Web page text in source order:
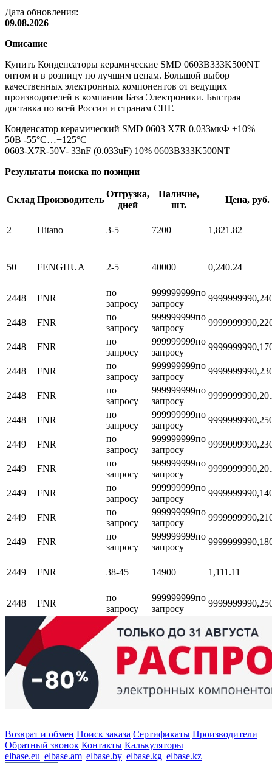
Дата обновления:
09.08.2026
Описание
Купить Конденсаторы керамические SMD 0603B333K500NT
оптом и в розницу по лучшим ценам. Большой выбор
качественных электронных компонентов от ведущих
производителей в компании База Электроники. Быстрая
доставка по всей России и странам СНГ.
Конденсатор керамический SMD 0603 X7R 0.033мкФ ±10%
50В -55°С…+125°С
0603-X7R-50V- 33nF (0.033uF) 10% 0603B333K500NT
Результаты поиска по позиции
Склад Производитель
Отгрузка,
дней
Наличие,
шт.
Цена, руб.
2 Hitano 3-5 7200 1,821.82
50 FENGHUA 2-5 40000 0,240.24
2448 FNR
по
запросу
999999999по
запросу
9999999990,24
2448 FNR
по
запросу
999999999по
запросу
9999999990,22
2448 FNR
по
запросу
999999999по
запросу
9999999990,17
2448 FNR
по
запросу
999999999по
запросу
9999999990,23
2448 FNR
по
запросу
999999999по
запросу
9999999990,2
2448 FNR
по
запросу
999999999по
запросу
9999999990,25
2449 FNR
по
запросу
999999999по
запросу
9999999990,23
2449 FNR
по
запросу
999999999по
запросу
9999999990,2
2449 FNR
по
запросу
999999999по
запросу
9999999990,14
2449 FNR
по
запросу
999999999по
запросу
9999999990,21
2449 FNR
по
запросу
999999999по
запросу
9999999990,18
2449 FNR 38-45 14900 1,111.11
2448 FNR
по
запросу
999999999по
запросу
9999999990,25
Возврат и обмен Поиск заказа Сертификаты Производители
Обратный звонок Контакты Калькуляторы
elbase.eu| elbase.am| elbase.by| elbase.kg| elbase.kz